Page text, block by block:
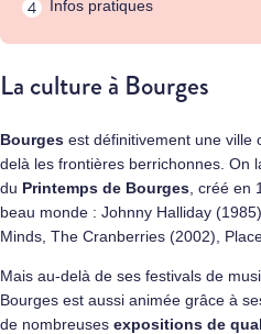
Infos pratiques
La culture à Bourges
Bourges est définitivement une ville
delà les frontières berrichonnes. On
du Printemps de Bourges , créé en
beau monde : Johnny Halliday
Minds, The Cranberries (2002),
Mais au-delà de ses festivals de
Bourges est aussi animée grâce à
de nombreuses expositions de